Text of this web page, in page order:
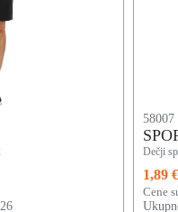
58007
Dečji
1,89 €
Cene